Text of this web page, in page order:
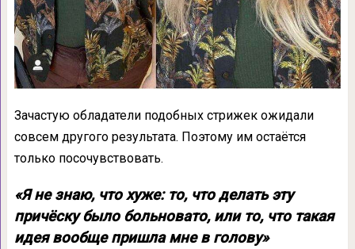
Зачастую обладатели подобных стрижек ожидали
совсем другого результата. Поэтому им остаётся
только посочувствовать.
«Я не знаю, что хуже: то, что делать эту
причёску было больновато, или то, что такая
идея вообще пришла мне в голову»